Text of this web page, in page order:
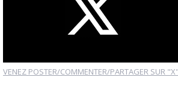
VENEZ POSTER/COMMENTER/PARTAGER SUR